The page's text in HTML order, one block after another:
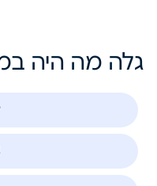
גלה מה היה